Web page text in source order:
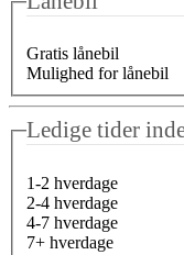
Gratis lånebil
Mulighed for lånebil
Ledige tider
1-2 hverdage
2-4 hverdage
4-7 hverdage
7+ hverdage